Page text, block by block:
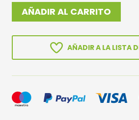
BOSQUE
BURGERIANO
AÑADIR AL CARRITO
AÑADIR A LA LISTA